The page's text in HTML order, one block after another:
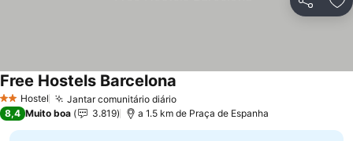
Partilhar
2 Estrelas
Hostel Jantar comunitário diário
Free Hostels Barcelona
8,4 Muito boa 3.819 a 1.5 km de Praça de Espanha